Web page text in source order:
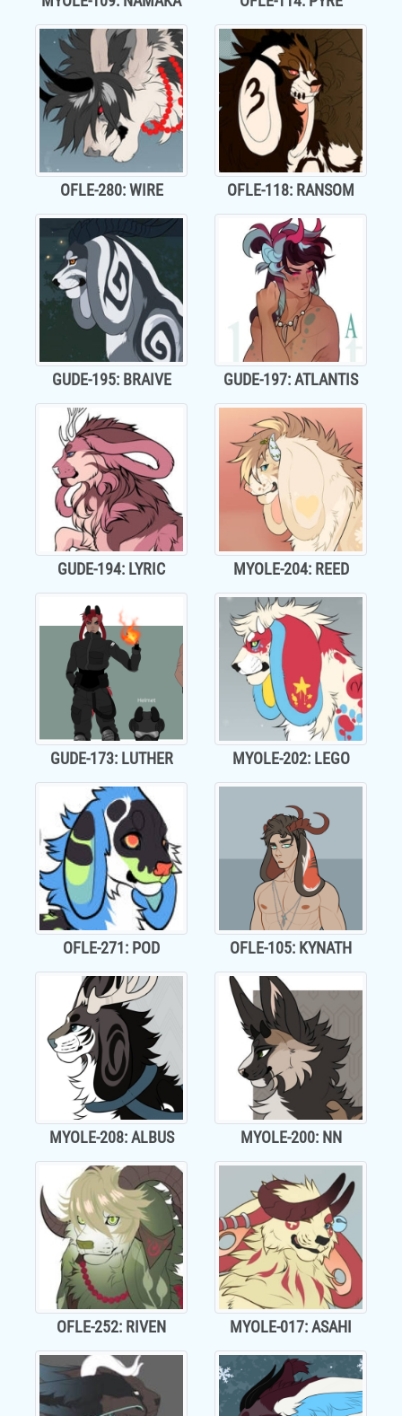
OFLE-280: WIRE OFLE-118: RANSOM
GUDE-195: BRAIVE GUDE-197: ATLANTIS
GUDE-194: LYRIC MYOLE-204: REED
GUDE-173: LUTHER MYOLE-202: LEGO
OFLE-271: POD OFLE-105: KYNATH
MYOLE-208: ALBUS MYOLE-200: NN
OFLE-252: RIVEN MYOLE-017: ASAHI